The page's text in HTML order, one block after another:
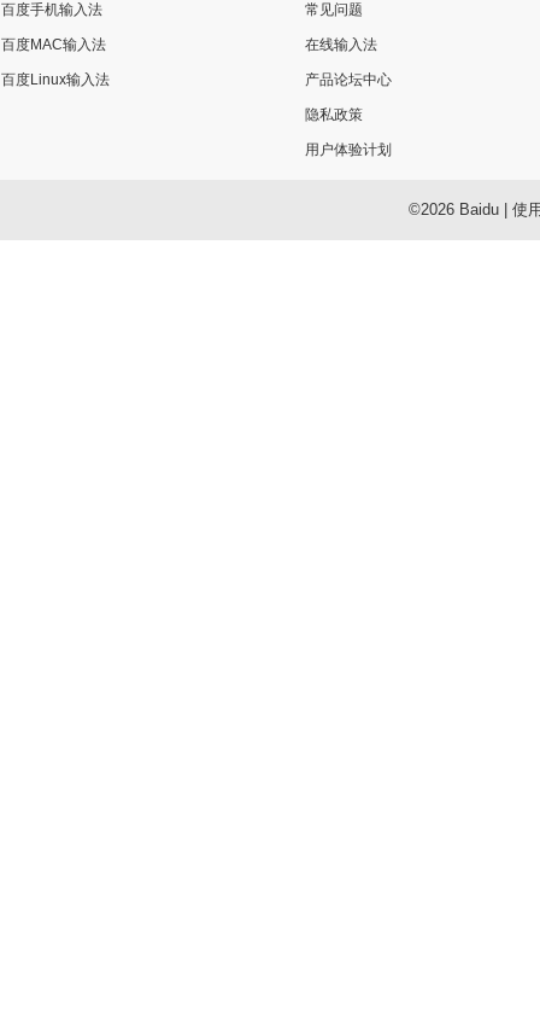
百度手机输入法
百度MAC输入法
百度Linux输入法
常见问题
在线输入法
产品论坛中心
隐私政策
用户体验计划
©2026 Baidu| 使